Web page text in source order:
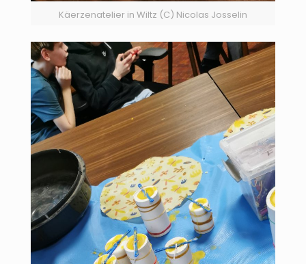
Käerzenatelier in Wiltz (C) Nicolas Josselin